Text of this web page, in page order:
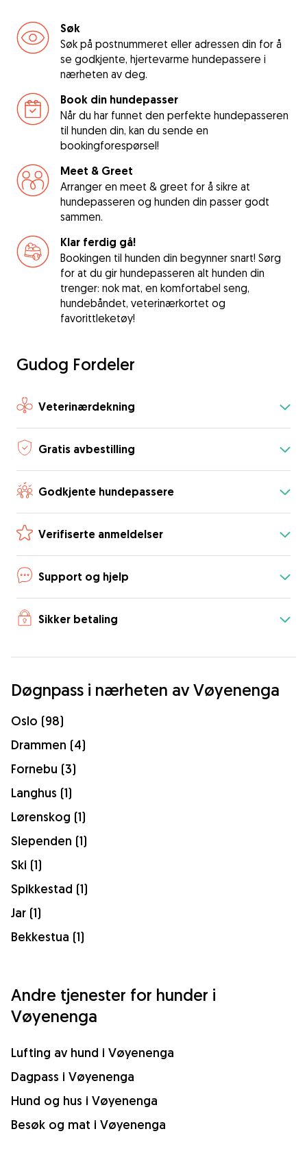
Søk
Søk på postnummeret eller adressen din for å
se godkjente, hjertevarme hundepassere i
nærheten av deg.
Book din hundepasser
Når du har funnet den perfekte hundepasseren
til hunden din, kan du sende en
bookingforespørsel!
Meet & Greet
Arranger en meet & greet for å sikre at
hundepasseren og hunden din passer godt
sammen.
Klar ferdig gå!
Bookingen til hunden din begynner snart! Sørg
for at du gir hundepasseren alt hunden din
trenger: nok mat, en komfortabel seng,
hundebåndet, veterinærkortet og
favorittleketøy!
Gudog Fordeler
Veterinærdekning
Gratis avbestilling
Godkjente hundepassere
Verifiserte anmeldelser
Support og hjelp
Sikker betaling
Døgnpass i nærheten av Vøyenenga
Oslo (98)
Drammen (4)
Fornebu (3)
Langhus (1)
Lørenskog (1)
Slependen (1)
Ski (1)
Spikkestad (1)
Jar (1)
Bekkestua (1)
Andre tjenester for hunder i
Vøyenenga
Lufting av hund i Vøyenenga
Dagpass i Vøyenenga
Hund og hus i Vøyenenga
Besøk og mat i Vøyenenga